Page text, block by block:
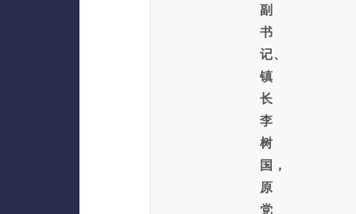
副
书
记、
镇
长
李
树
国，
原
党